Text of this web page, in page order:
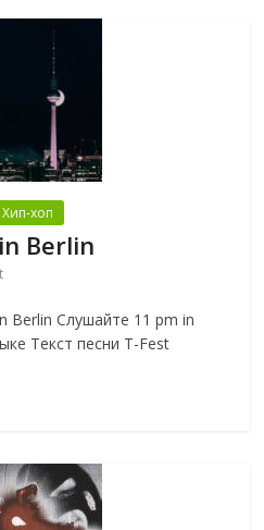
Хип-хоп
Berlin
Berlin Слушайте 11 pm in
Текст песни T-Fest